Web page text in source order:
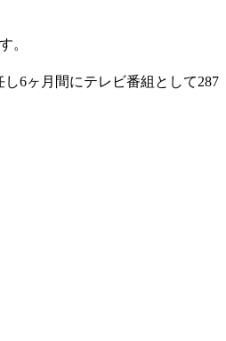
。
6ヶ月間にテレビ番組として287